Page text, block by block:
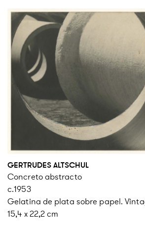
GERTRUDES ALTSCHUL
Concreto abstracto
c.1953
Gelatina de plata sobre papel.
15,4 x 22,2 cm